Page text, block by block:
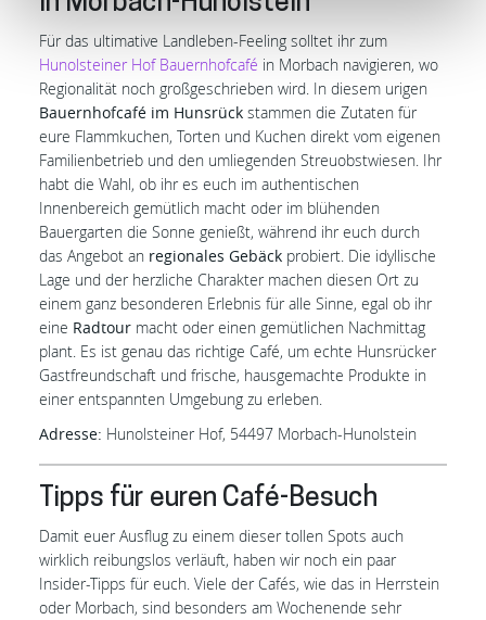
Für das ultimative Landleben-Feeling solltet ihr zum
Hunolsteiner Hof Bauernhofcafé in Morbach navigieren, wo
Regionalität noch großgeschrieben wird. In diesem urigen
Bauernhofcafé im Hunsrück stammen die Zutaten für
eure Flammkuchen, Torten und Kuchen direkt vom eigenen
Familienbetrieb und den umliegenden Streuobstwiesen. Ihr
habt die Wahl, ob ihr es euch im authentischen
Innenbereich gemütlich macht oder im blühenden
Bauergarten die Sonne genießt, während ihr euch durch
das Angebot an regionales Gebäck probiert. Die idyllische
Lage und der herzliche Charakter machen diesen Ort zu
einem ganz besonderen Erlebnis für alle Sinne, egal ob ihr
eine Radtour macht oder einen gemütlichen Nachmittag
plant. Es ist genau das richtige Café, um echte Hunsrücker
Gastfreundschaft und frische, hausgemachte Produkte in
einer entspannten Umgebung zu erleben.
Adresse: Hunolsteiner Hof, 54497 Morbach-Hunolstein
Tipps für euren Café-Besuch
Damit euer Ausflug zu einem dieser tollen Spots auch
wirklich reibungslos verläuft, haben wir noch ein paar
Insider-Tipps für euch. Viele der Cafés, wie das in Herrstein
oder Morbach, sind besonders am Wochenende sehr